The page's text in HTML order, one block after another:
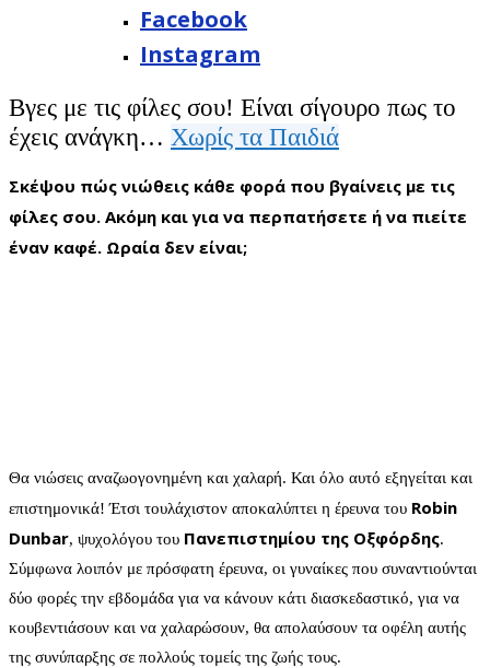
Facebook
Instagram
Βγες με τις φίλες σου! Είναι σίγουρο πως το
έχεις ανάγκη… Χωρίς τα Παιδιά
Σκέψου πώς νιώθεις κάθε φορά που βγαίνεις με τις
φίλες σου. Ακόμη και για να περπατήσετε ή να πιείτε
έναν καφέ. Ωραία δεν είναι;
Θα νιώσεις αναζωογονημένη και χαλαρή. Και όλο αυτό εξηγείται και
επιστημονικά! Έτσι τουλάχιστον αποκαλύπτει η έρευνα του Robin
Dunbar, ψυχολόγου του Πανεπιστημίου της Οξφόρδης.
Σύμφωνα λοιπόν με πρόσφατη έρευνα, οι γυναίκες που συναντιούνται
δύο φορές την εβδομάδα για να κάνουν κάτι διασκεδαστικό, για να
κουβεντιάσουν και να χαλαρώσουν, θα απολαύσουν τα οφέλη αυτής
της συνύπαρξης σε πολλούς τομείς της ζωής τους.